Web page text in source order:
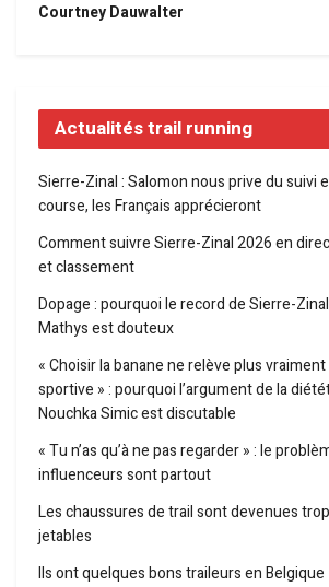
Courtney Dauwalter
Actualités trail running
Sierre-Zinal : Salomon nous prive du suivi
course, les Français apprécieront
Comment suivre Sierre-Zinal 2026 en
et classement
Dopage : pourquoi le record de Sierre-
Mathys est douteux
« Choisir la banane ne relève plus
sportive » : pourquoi l’argument de la
Nouchka Simic est discutable
« Tu n’as qu’à ne pas regarder » : le
influenceurs sont partout
Les chaussures de trail sont devenues
jetables
Ils ont quelques bons traileurs en Belgique